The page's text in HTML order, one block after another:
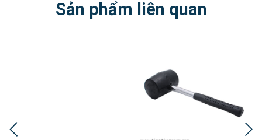
Sản phẩm liên quan